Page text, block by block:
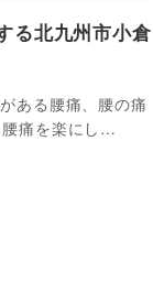
る北九州市小倉
ある腰痛、腰の痛
腰痛を楽にし…